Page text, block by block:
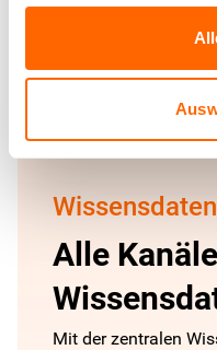
Alle
Mit der zentralen